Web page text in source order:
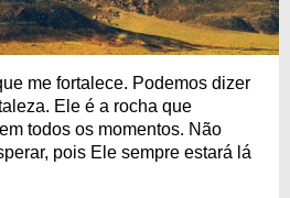
me fortalece. Podemos dizer
Ele é a rocha que
todos os momentos. Não
pois Ele sempre estará lá